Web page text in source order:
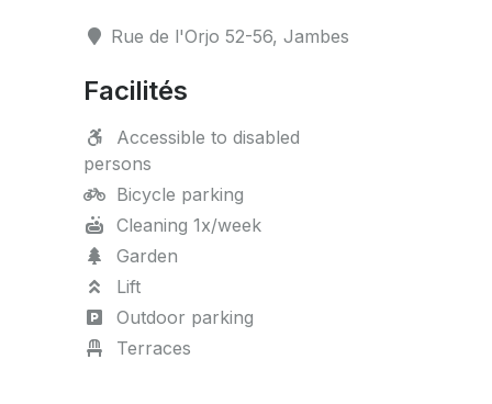
Rue de l'Orjo 52-56, Jambes
Facilités
Accessible to disabled
persons
Bicycle parking
Cleaning 1x/week
Garden
Lift
Outdoor parking
Terraces